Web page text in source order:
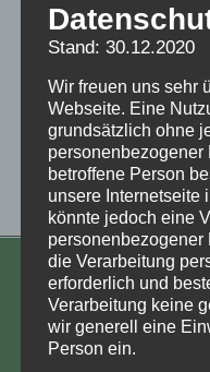
KONTAKT
Aufarbeitung und
Kinderverschickung
Stand: 30.12.2020
Wir freuen uns sehr
Webseite. Eine
grundsätzlich ohne
personenbezogener
betroffene Person
unsere Internetseite
könnte jedoch eine
personenbezogener
die Verarbeitung
erforderlich und
Verarbeitung keine
wir generell eine
Person ein.